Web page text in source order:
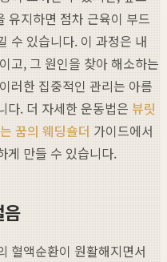
유지하면 점차 근육이 부드
수 있습니다. 이 과정은 내
고, 그 원인을 찾아 해소하는
러한 집중적인 관리는 아름
다. 더 자세한 운동법은 뷰릿
꿈의 웨딩숄더 가이드에서
게 만들 수 있습니다.
음
혈액순환이 원활해지면서